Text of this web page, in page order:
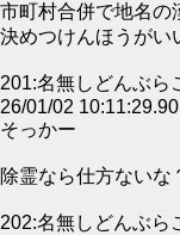
市町村合併で地名の
決めつけんほうがい
201:名無しどんぶら
26/01/02
そっかー
除霊なら仕方ないな
202:名無しどんぶら